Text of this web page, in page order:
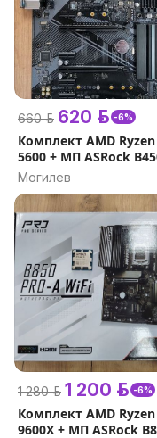
660 р. 620 р. -6%
Комплект AMD
5600 + МП ASRock
Pro4
Могилев
1 280 р. 1 200 р. -6%
Комплект AMD
9600X + МП ASRock